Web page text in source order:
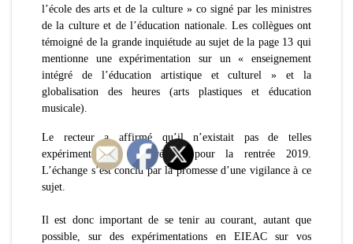
l’école des arts et de la culture » co signé par les ministres
de la culture et de l’éducation nationale. Les collègues ont
témoigné de la grande inquiétude au sujet de la page 13 qui
mentionne une expérimentation sur un « enseignement
intégré de l’éducation artistique et culturel » et la
globalisation des heures (arts plastiques et éducation
musicale).
Le recteur a affirmé qu’il n’existait pas de telles
expérimentations de prévues pour la rentrée 2019.
L’échange s’est conclu par la promesse d’une vigilance à ce
sujet.
Il est donc important de se tenir au courant, autant que
possible, sur des expérimentations en EIEAC sur vos